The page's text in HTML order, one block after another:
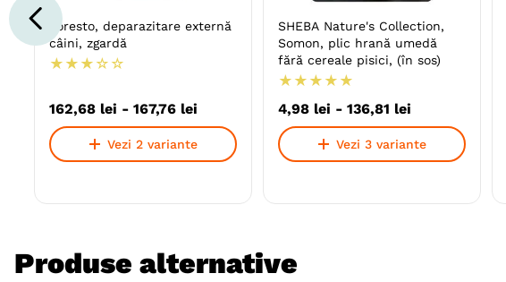
Foresto, deparazitare externă
câini, zgardă
★ ★ ★ ☆ ☆
162,68 lei - 167,76 lei
Vezi 2 variante
SHEBA Nature's Collection,
Somon, plic hrană umedă
fără cereale pisici, (în sos)
★ ★ ★ ★ ★
4,98 lei - 136,81 lei
Vezi 3 variante
Produse alternative